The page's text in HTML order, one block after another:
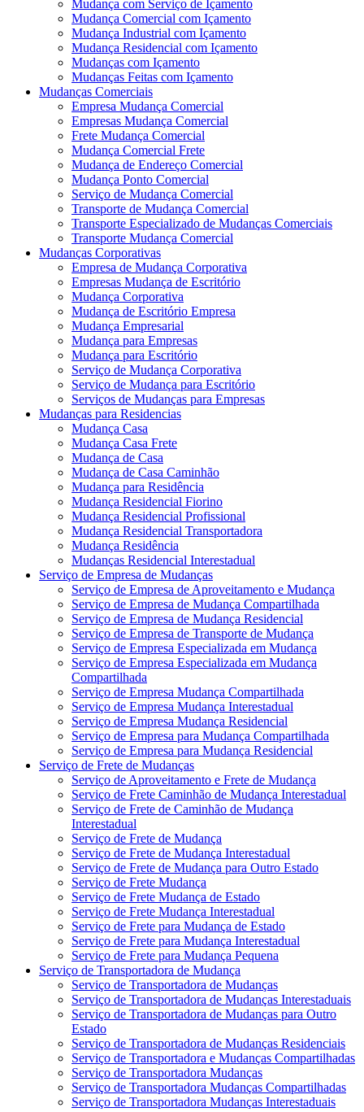
Mudança com Serviço de Içamento
Mudança Comercial com Içamento
Mudança Industrial com Içamento
Mudança Residencial com Içamento
Mudanças com Içamento
Mudanças Feitas com Içamento
Mudanças Comerciais
Empresa Mudança Comercial
Empresas Mudança Comercial
Frete Mudança Comercial
Mudança Comercial Frete
Mudança de Endereço Comercial
Mudança Ponto Comercial
Serviço de Mudança Comercial
Transporte de Mudança Comercial
Transporte Especializado de Mudanças Comerciais
Transporte Mudança Comercial
Mudanças Corporativas
Empresa de Mudança Corporativa
Empresas Mudança de Escritório
Mudança Corporativa
Mudança de Escritório Empresa
Mudança Empresarial
Mudança para Empresas
Mudança para Escritório
Serviço de Mudança Corporativa
Serviço de Mudança para Escritório
Serviços de Mudanças para Empresas
Mudanças para Residencias
Mudança Casa
Mudança Casa Frete
Mudança de Casa
Mudança de Casa Caminhão
Mudança para Residência
Mudança Residencial Fiorino
Mudança Residencial Profissional
Mudança Residencial Transportadora
Mudança Residência
Mudanças Residencial Interestadual
Serviço de Empresa de Mudanças
Serviço de Empresa de Aproveitamento e Mudança
Serviço de Empresa de Mudança Compartilhada
Serviço de Empresa de Mudança Residencial
Serviço de Empresa de Transporte de Mudança
Serviço de Empresa Especializada em Mudança
Serviço de Empresa Especializada em Mudança
Compartilhada
Serviço de Empresa Mudança Compartilhada
Serviço de Empresa Mudança Interestadual
Serviço de Empresa Mudança Residencial
Serviço de Empresa para Mudança Compartilhada
Serviço de Empresa para Mudança Residencial
Serviço de Frete de Mudanças
Serviço de Aproveitamento e Frete de Mudança
Serviço de Frete Caminhão de Mudança Interestadual
Serviço de Frete de Caminhão de Mudança
Interestadual
Serviço de Frete de Mudança
Serviço de Frete de Mudança Interestadual
Serviço de Frete de Mudança para Outro Estado
Serviço de Frete Mudança
Serviço de Frete Mudança de Estado
Serviço de Frete Mudança Interestadual
Serviço de Frete para Mudança de Estado
Serviço de Frete para Mudança Interestadual
Serviço de Frete para Mudança Pequena
Serviço de Transportadora de Mudança
Serviço de Transportadora de Mudanças
Serviço de Transportadora de Mudanças Interestaduais
Serviço de Transportadora de Mudanças para Outro
Estado
Serviço de Transportadora de Mudanças Residenciais
Serviço de Transportadora e Mudanças Compartilhadas
Serviço de Transportadora Mudanças
Serviço de Transportadora Mudanças Compartilhadas
Serviço de Transportadora Mudanças Interestaduais